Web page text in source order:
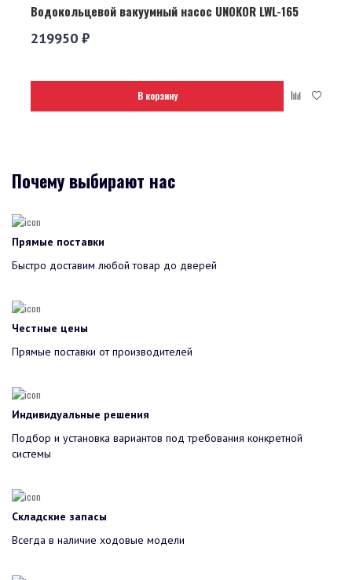
Водокольцевой вакуумный насос UNOKOR LWL-165
219950 ₽
В корзину
Почему выбирают нас
Прямые поставки
Быстро доставим любой товар до дверей
Честные цены
Прямые поставки от производителей
Индивидуальные решения
Подбор и установка вариантов под требования конкретной
системы
Складские запасы
Всегда в наличие ходовые модели